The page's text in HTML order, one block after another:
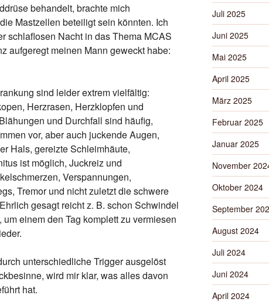
behandelt, brachte mich
Mastzellen beteiligt sein könnten. Ich
schlaflosen Nacht in das Thema MCAS
aufgeregt meinen Mann geweckt habe:
sind leider extrem vielfältig:
Herzrasen, Herzklopfen und
und Durchfall sind häufig,
vor, aber auch juckende Augen,
Hals, gereizte Schleimhäute,
ist möglich, Juckreiz und
Verspannungen,
Tremor und nicht zuletzt die schwere
gesagt reicht z. B. schon Schwindel
einem den Tag komplett zu vermiesen
unterschiedliche Trigger ausgelöst
wird mir klar, was alles davon
hat.
Juli 2025
Juni 2025
Mai 2025
April 2025
März 2025
Februar 2025
Januar 2025
November
Oktober 2024
September
August 2024
Juli 2024
Juni 2024
April 2024